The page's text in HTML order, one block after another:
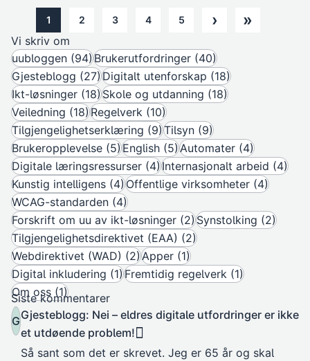
Noverande side
1
2
3
4
5
›
»
Vi skriv om
uubloggen (94)Brukerutfordringer (40)
Gjesteblogg (27)Digitalt utenforskap (18)
Ikt-løsninger (18)Skole og utdanning (18)
Veiledning (18)Regelverk (10)
Tilgjengelighetserklæring (9)Tilsyn (9)
Brukeropplevelse (5)English (5)Automater (4)
Digitale læringsressurser (4)Internasjonalt arbeid (4)
Kunstig intelligens (4)Offentlige virksomheter (4)
WCAG-standarden (4)
Forskrift om uu av ikt-løsninger (2)Synstolking (2)
Tilgjengelighetsdirektivet (EAA) (2)
Webdirektivet (WAD) (2)Apper (1)
Digital inkludering (1)Fremtidig regelverk (1)
Om oss (1)
Siste kommentarer
GGjesteblogg: Nei – eldres digitale utfordringer er ikke
et utdøende problem!
Så sant som det er skrevet. Jeg er 65 år og skal